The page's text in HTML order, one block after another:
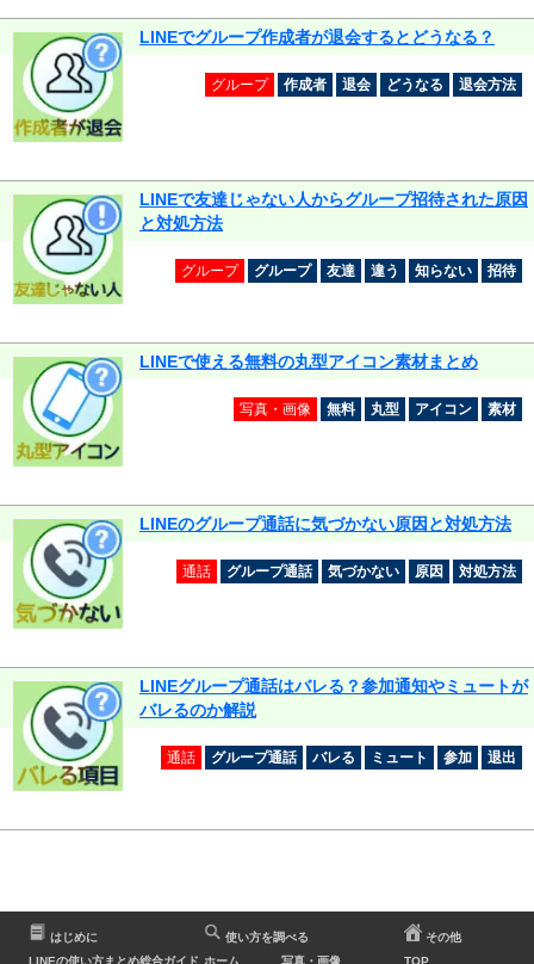
LINEでグループ作成者が退会するとどうなる？
グループ 作成者 退会 どうなる 退会方法
LINEで友達じゃない人からグループ招待された原因
と対処方法
グループ グループ 友達 違う 知らない 招待
LINEで使える無料の丸型アイコン素材まとめ
写真・画像 無料 丸型 アイコン 素材
LINEのグループ通話に気づかない原因と対処方法
通話 グループ通話 気づかない 原因 対処方法
LINEグループ通話はバレる？参加通知やミュートが
バレるのか解説
通話 グループ通話 バレる ミュート 参加 退出
はじめに
LINEの使い方まとめ総合ガイド
使い方を調べる
ホーム
写真・画像
その他
TOP